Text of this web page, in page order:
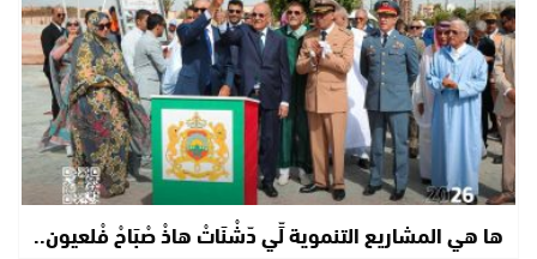
ها هي المشاريع التنموية لِّي دّشْنَاتْ هاذْ صْبَاحْ فْلعيون..